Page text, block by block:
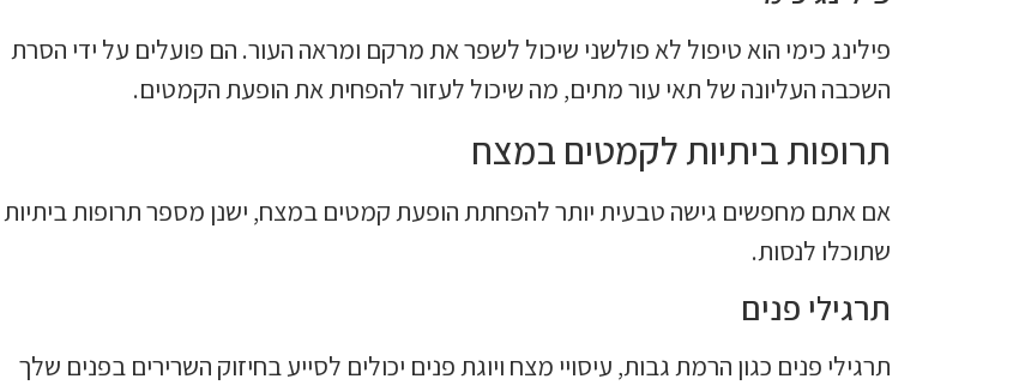
פילינג כימי הוא טיפול לא פולשני שיכול לשפר את מרקם ומראה העור. הם פועלים על ידי הסרת
השכבה העליונה של תאי עור מתים, מה שיכול לעזור להפחית את הופעת הקמטים.
תרופות ביתיות לקמטים במצח
אם אתם מחפשים גישה טבעית יותר להפחתת הופעת קמטים במצח, ישנן מספר תרופות ביתיות
שתוכלו לנסות.
תרגילי פנים
תרגילי פנים כגון הרמת גבות, עיסויי מצח ויוגת פנים יכולים לסייע בחיזוק השרירים בפנים שלך